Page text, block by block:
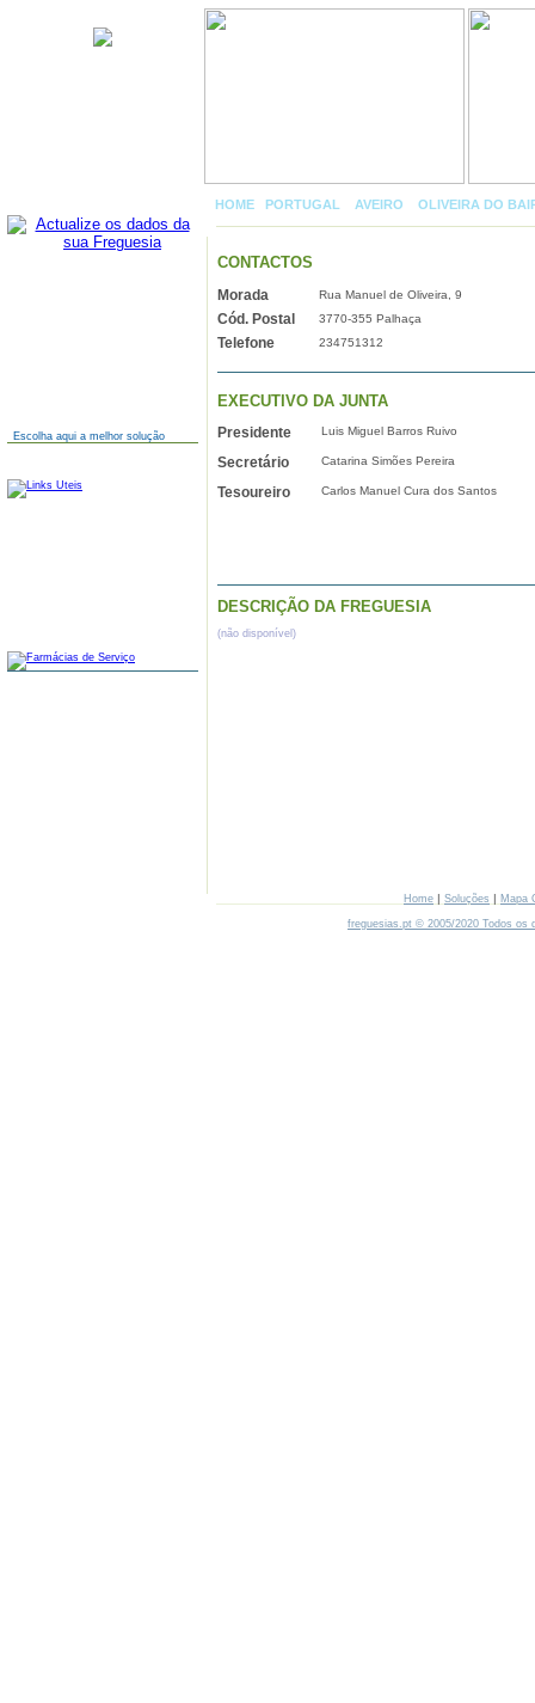
Escolha aqui a melhor solução
HOME PORTUGAL AVEIRO OLIVEIRA DO
CONTACTOS
Morada Rua Manuel de Oliveira, 9
Cód. Postal 3770-355 Palhaça
Telefone 234751312
EXECUTIVO DA JUNTA
Presidente Luis Miguel Barros Ruivo
Secretário Catarina Simões Pereira
Tesoureiro Carlos Manuel Cura dos Santos
DESCRIÇÃO DA FREGUESIA
(não disponível)
Home | Soluções | Mapa
freguesias.pt © 2005/2020 Todos os